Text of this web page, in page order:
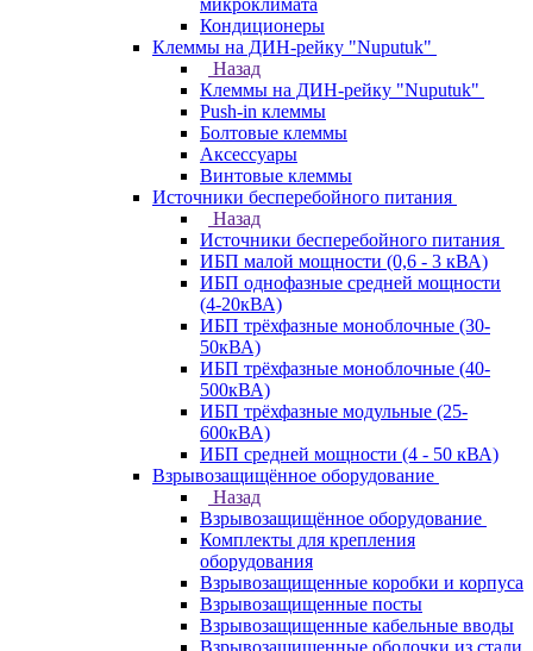
микроклимата
Кондиционеры
Клеммы на ДИН-рейку "Nuputuk"
Назад
Клеммы на ДИН-рейку "Nuputuk"
Push-in клеммы
Болтовые клеммы
Аксессуары
Винтовые клеммы
Источники бесперебойного питания
Назад
Источники бесперебойного питания
ИБП малой мощности (0,6 - 3 кВА)
ИБП однофазные средней мощности
(4-20кВА)
ИБП трёхфазные моноблочные (30-
50кВА)
ИБП трёхфазные моноблочные (40-
500кВА)
ИБП трёхфазные модульные (25-
600кВА)
ИБП средней мощности (4 - 50 кВА)
Взрывозащищённое оборудование
Назад
Взрывозащищённое оборудование
Комплекты для крепления
оборудования
Взрывозащищенные коробки и корпуса
Взрывозащищенные посты
Взрывозащищенные кабельные вводы
Взрывозащищенные оболочки из стали